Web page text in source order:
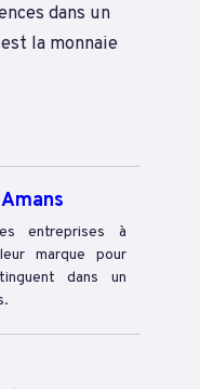
dans un
la monnaie
entreprises à
marque pour
dans un